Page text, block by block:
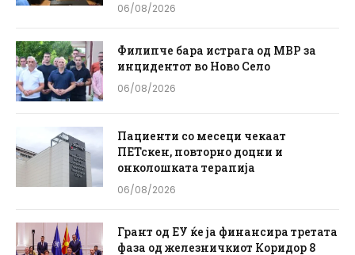
06/08/2026
Филипче бара истрага од МВР за
инцидентот во Ново Село
06/08/2026
Пациенти со месеци чекаат
ПЕТскен, повторно доцни и
онколошката терапија
06/08/2026
Грант од ЕУ ќе ја финансира третата
фаза од железничкиот Коридор 8